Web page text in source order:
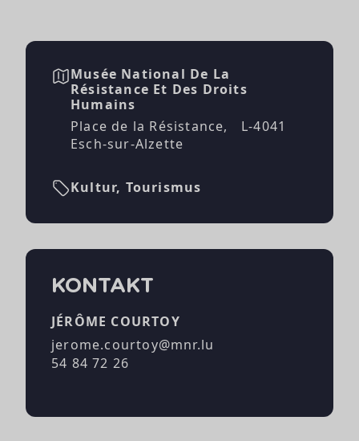
Musée National De La
Résistance Et Des Droits
Humains
Place de la Résistance, L-4041
Esch-sur-Alzette
Kultur, Tourismus
KONTAKT
JÉRÔME COURTOY
jerome.courtoy@mnr.lu
54 84 72 26